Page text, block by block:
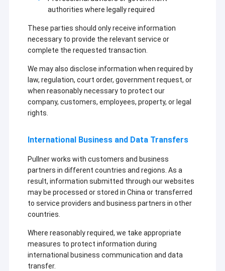
ঝিল্লি ফিল্টার কার্টিজ
পিপি প্লাইটেড ফিল্টার
উচ্চ তাপমাত্রা জল ফিল্টার
কনডেনসেট পলিশিং ফিল্টার
স্ট্রিং ক্ষত ফিল্টার কার্টিজ
দ্রবীভূত ফিল্টার কার্টিজ
স্টেইনলেস স্টীল ফিল্টার কার্তুজ
স্টেইনলেস স্টীল ফিল্টার হাউজিং
পাওয়ার প্লান্ট ফিল্টার কার্টিজ
মাইক্রো ইলেক্ট্রনিক্স ফিল্টার
ফার্মাসিউটিকাল ফিল্টার
authorities where legally required
These parties should only receive information
necessary to provide the relevant service or
complete the requested transaction.
We may also disclose information when required by
law, regulation, court order, government request, or
when reasonably necessary to protect our
company, customers, employees, property, or legal
rights.
International Business and Data Transfers
Pullner works with customers and business
partners in different countries and regions. As a
result, information submitted through our websites
may be processed or stored in China or transferred
to service providers and business partners in other
countries.
Where reasonably required, we take appropriate
measures to protect information during
international business communication and data
transfer.
sintered
ফিল্টার; সব
এবং গ্যাস
ফিল্টার।